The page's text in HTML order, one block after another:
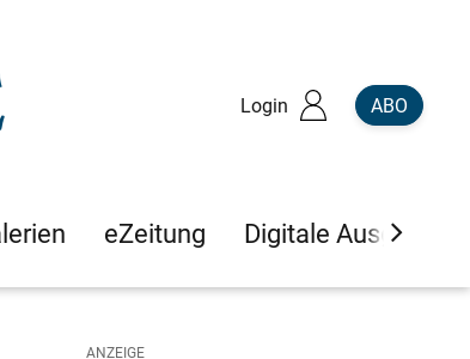
Login ABO
eZeitung Digitale Ausgaben